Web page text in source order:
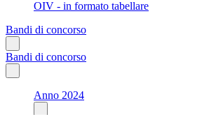
OIV - in formato tabellare
Bandi di concorso
Bandi di concorso
Anno 2024